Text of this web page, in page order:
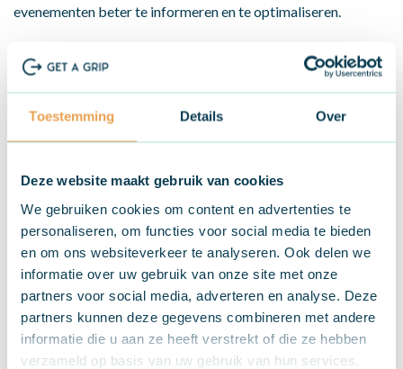
Toestemming Details Over
Deze website maakt gebruik van cookies
We gebruiken cookies om content en advertenties te
personaliseren, om functies voor social media te bieden
en om ons websiteverkeer te analyseren. Ook delen we
informatie over uw gebruik van onze site met onze
partners voor social media, adverteren en analyse. Deze
partners kunnen deze gegevens combineren met andere
informatie die u aan ze heeft verstrekt of die ze hebben
verzameld op basis van uw gebruik van hun services.
evenementen beter te informeren en te optimaliseren.
versterken van de betrokkenheid en het opbouwen van
relaties op het platform. Het biedt professionals en
organisaties een dynamische manier om hun boodschap te
marketing en sales? Neem dan contact met ons op!
Gerelateerde blogs